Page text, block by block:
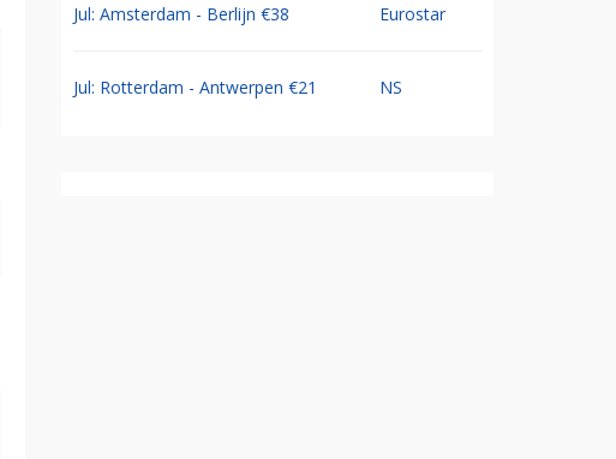
Jul: Amsterdam - Berlijn €38 Eurostar
Jul: Rotterdam - Antwerpen €21 NS